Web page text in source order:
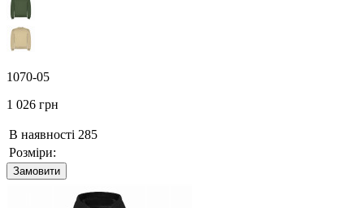
1070-05
1 026 грн
В наявності 285
Розміри:
Замовити